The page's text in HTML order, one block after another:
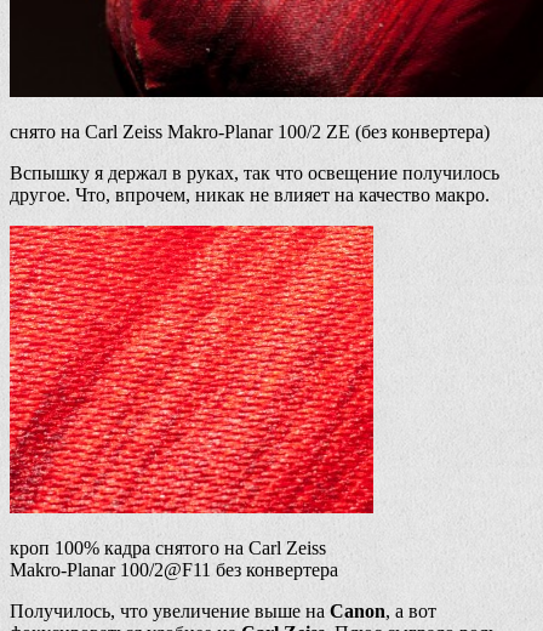
снято на Carl Zeiss Makro-Planar 100/2 ZE (без конвертера)
Вспышку я держал в руках, так что освещение получилось
другое. Что, впрочем, никак не влияет на качество макро.
кроп 100% кадра снятого на Carl Zeiss
Makro-Planar 100/2@F11 без конвертера
Получилось, что увеличение выше на Canon, а вот